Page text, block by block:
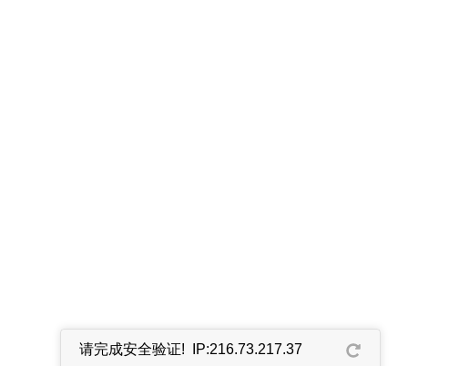
请完成安全验证! IP:216.73.217.37